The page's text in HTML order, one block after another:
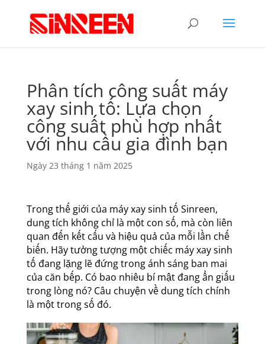
Phân tích công suất máy
xay sinh tố: Lựa chọn
công suất phù hợp nhất
với nhu cầu gia đình bạn
Ngày 23 tháng 1 năm 2025
Trong thế giới của máy xay sinh tố Sinreen,
dung tích không chỉ là một con số, mà còn liên
quan đến kết cấu và hiệu quả của mỗi lần chế
biến. Hãy tưởng tượng một chiếc máy xay sinh
tố đang lặng lẽ đứng trong ánh sáng ban mai
của căn bếp. Có bao nhiêu bí mật đang ẩn giấu
trong lòng nó? Câu chuyện về dung tích chính
là một trong số đó.